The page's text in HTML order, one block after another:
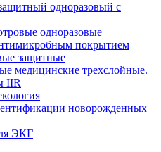
одноразовый с
одноразовые
покрытием
защитные
медицинские трехслойные.
IIR
новорожденных
ЭКГ